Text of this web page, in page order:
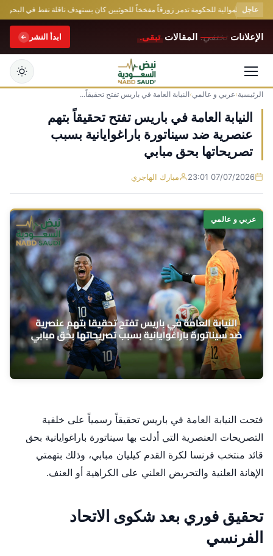
عاجل
القوات الموالية للحكومة تدمر زورقاً مفخخاً للحوثيين كان يستهدف ناقلة نفط في البحر
الإعلانات تختفي. المقالات تبقى. ابدأ النشر
التجاوز
إلى
المحتوى
الرئيسية›عربي و عالمي›النيابة العامة في باريس تفتح تحقيقاً...
النيابة العامة في باريس تفتح تحقيقاً بتهم
عنصرية ضد سيناتورة باراغوايانية بسبب
تصريحاتها بحق مبابي
07/07/2026 23:01 مبارك الهاجري
عربي و عالمي
فتحت النيابة العامة في باريس تحقيقاً رسمياً على خلفية
التصريحات العنصرية التي أدلت بها سيناتورة باراغوايانية بحق
قائد منتخب فرنسا لكرة القدم كيليان مبابي، وذلك بتهمتي
الإهانة العلنية والتحريض العلني على الكراهية أو العنف.
تحقيق فوري بعد شكوى الاتحاد
الفرنسي